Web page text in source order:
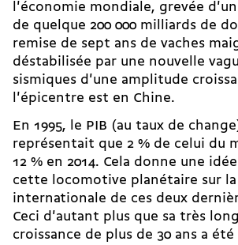
l'économie mondiale, grevée
de quelque 200 000 milliards de
remise de sept ans de vaches
déstabilisée par une nouvelle
sismiques d'une amplitude
l'épicentre est en Chine.
En 1995, le PIB (au taux de
représentait que 2 % de celui du
12 % en 2014. Cela donne une
cette locomotive planétaire sur
internationale de ces deux
Ceci d'autant plus que sa très
croissance de plus de 30 ans a